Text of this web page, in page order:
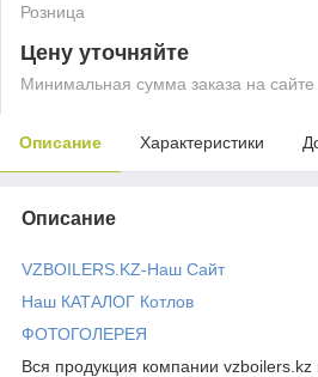
Розница
Цену уточняйте
Минимальная сумма заказа на
Описание Характеристики
Описание
VZBOILERS.KZ-Наш Сайт
Наш КАТАЛОГ Котлов
ФОТОГОЛЕРЕЯ
Вся продукция компании vzboilers.kz